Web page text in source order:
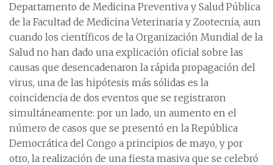
Departamento de Medicina Preventiva y Salud Pública
de la Facultad de Medicina Veterinaria y Zootecnia, aun
cuando los científicos de la Organización Mundial de la
Salud no han dado una explicación oficial sobre las
causas que desencadenaron la rápida propagación del
virus, una de las hipótesis más sólidas es la
coincidencia de dos eventos que se registraron
simultáneamente: por un lado, un aumento en el
número de casos que se presentó en la República
Democrática del Congo a principios de mayo, y por
otro, la realización de una fiesta masiva que se celebró